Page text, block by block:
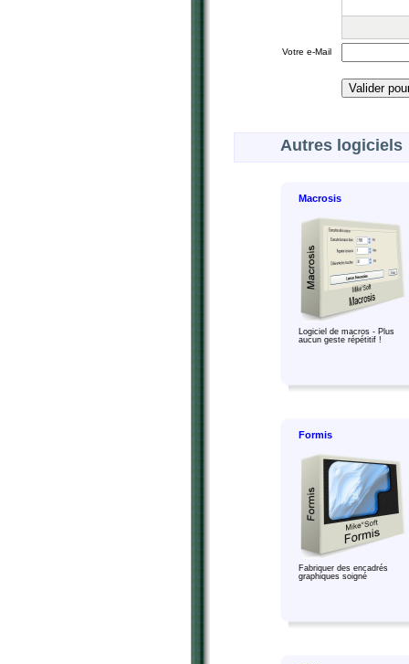
Votre e-Mail
Autres logiciels
Macrosis
Logiciel de macros - Plus
aucun geste répétitif !
Formis
Fabriquer des encadrés
graphiques soigné